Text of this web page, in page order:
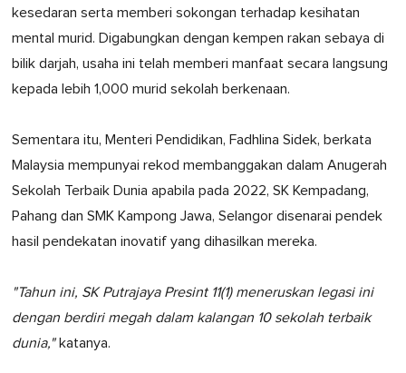
kesedaran serta memberi sokongan terhadap kesihatan
mental murid. Digabungkan dengan kempen rakan sebaya di
bilik darjah, usaha ini telah memberi manfaat secara langsung
kepada lebih 1,000 murid sekolah berkenaan.
Sementara itu, Menteri Pendidikan, Fadhlina Sidek, berkata
Malaysia mempunyai rekod membanggakan dalam Anugerah
Sekolah Terbaik Dunia apabila pada 2022, SK Kempadang,
Pahang dan SMK Kampong Jawa, Selangor disenarai pendek
hasil pendekatan inovatif yang dihasilkan mereka.
"Tahun ini, SK Putrajaya Presint 11(1) meneruskan legasi ini
dengan berdiri megah dalam kalangan 10 sekolah terbaik
dunia,"katanya.